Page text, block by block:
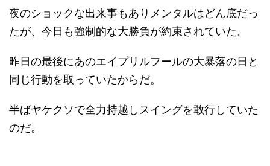
夜のショックな出来事もありメンタルはどん底だっ
たが、今日も強制的な大勝負が約束されていた。
昨日の最後にあのエイプリルフールの大暴落の日と
同じ行動を取っていたからだ。
半ばヤケクソで全力持越しスイングを敢行していた
のだ。